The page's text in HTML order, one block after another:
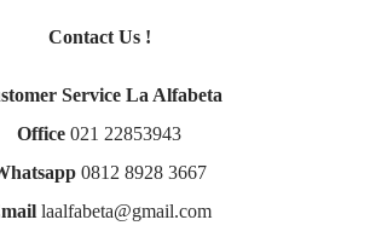
Contact Us !
Service La Alfabeta
Office 021 22853943
Whatsapp 0812 8928 3667
Emaillaalfabeta@gmail.com